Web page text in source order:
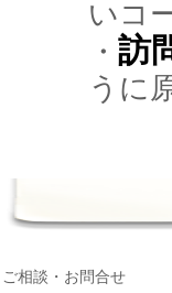
いコ
・ 訪
うに
ご相談・お問合せ